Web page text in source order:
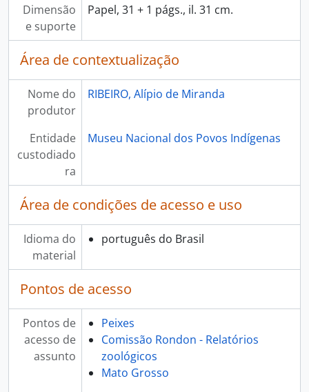
Dimensão
e suporte
Papel, 31 + 1 págs., il. 31 cm.
Área de contextualização
Nome do
produtor
RIBEIRO, Alípio de Miranda
Entidade
custodiado
ra
Museu Nacional dos Povos Indígenas
Área de condições de acesso e uso
Idioma do
material
português do Brasil
Pontos de acesso
Pontos de
acesso de
assunto
Peixes
Comissão Rondon - Relatórios
zoológicos
Mato Grosso